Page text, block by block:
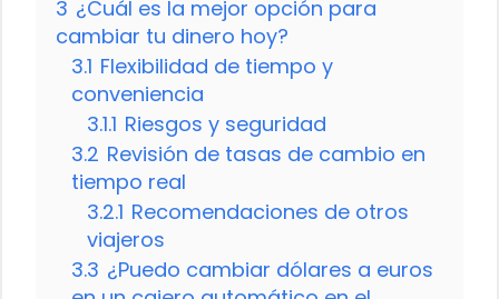
3 ¿Cuál es la mejor opción para
cambiar tu dinero hoy?
3.1 Flexibilidad de tiempo y
conveniencia
3.1.1 Riesgos y seguridad
3.2 Revisión de tasas de cambio en
tiempo real
3.2.1 Recomendaciones de otros
viajeros
3.3 ¿Puedo cambiar dólares a euros